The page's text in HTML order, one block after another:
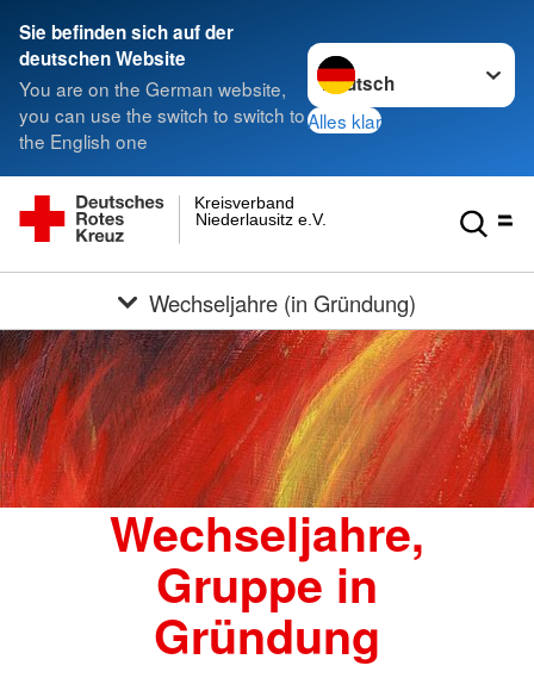
Sie befinden sich auf der
deutschen Website
You are on the German website,
you can use the switch to switch to
the English one
Sprache wechseln zu
Alles klar
Niederlausitz e.V.
Kreisverband
Wechseljahre (in Gründung)
Wechseljahre,
Gruppe in
Gründung